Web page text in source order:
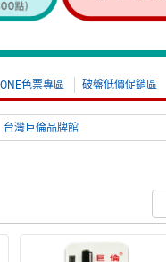
色票專區 破盤低價促銷區
台灣巨倫品牌館